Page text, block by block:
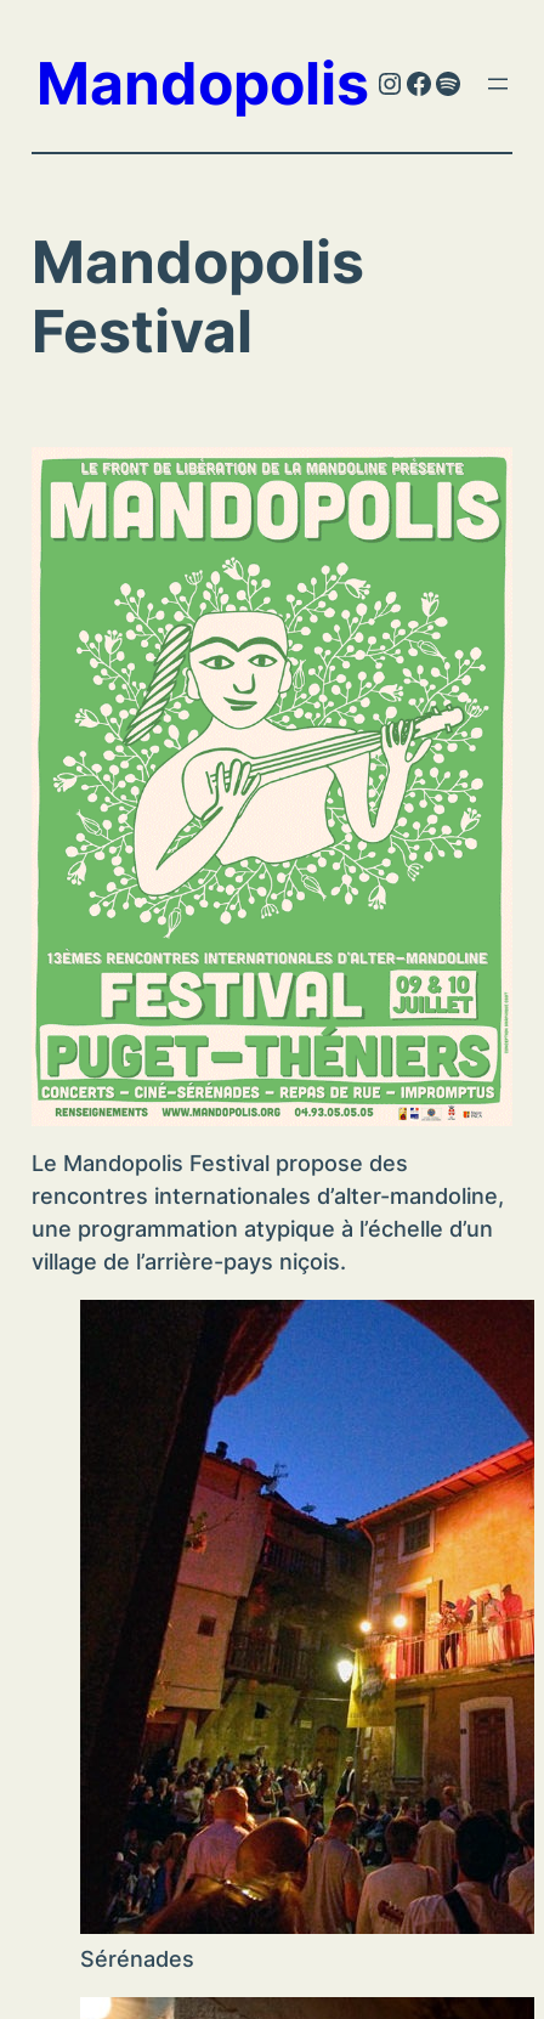
contenu
Mandopolis Instagram
Facebook
Spotify
Mandopolis
Festival
Le Mandopolis Festival propose des
rencontres internationales d’alter-mandoline,
une programmation atypique à l’échelle d’un
village de l’arrière-pays niçois.
Sérénades